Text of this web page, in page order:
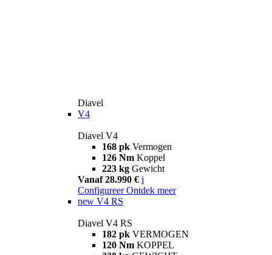
Diavel
V4
Diavel V4
168 pk Vermogen
126 Nm Koppel
223 kg Gewicht
Vanaf 28.990 € i
Configureer Ontdek meer
new V4 RS
Diavel V4 RS
182 pk VERMOGEN
120 Nm KOPPEL